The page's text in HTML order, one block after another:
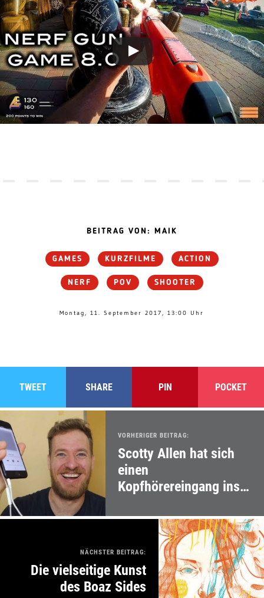
BEITRAG VON: MAIK
GAMES KURZFILME ACTION
NERF POV SHOOTER
Montag, 11. September 2017, 13:00 Uhr
TWEET SHARE PIN POCKET
VORHERIGER BEITRAG:
Scotty Allen hat sich
einen
Kopfhörereingang ins
NÄCHSTER BEITRAG:
Die vielseitige Kunst
des Boaz Sides